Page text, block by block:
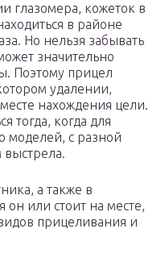
глазомера, кожеток в
в районе
Но нельзя забывать
значительно
Поэтому прицел
удалении,
нахождения цели.
тогда, когда для
моделей, с разной
выстрела.
а также в
он или стоит на месте,
прицеливания и